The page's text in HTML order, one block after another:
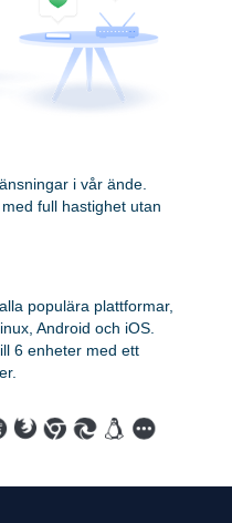
i vår ände.
full hastighet utan
populära plattformar,
Android och iOS.
6 enheter med ett